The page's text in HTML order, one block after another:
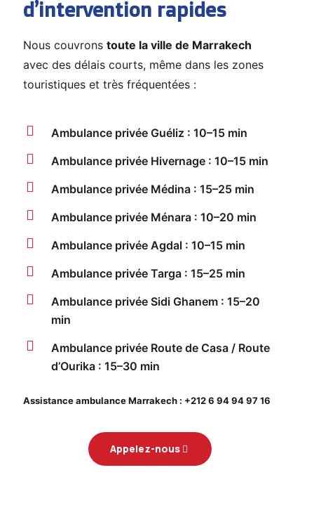
d’intervention rapides
Nous couvrons toute la ville de Marrakech
avec des délais courts, même dans les zones
touristiques et très fréquentées :
Ambulance privée Guéliz : 10–15 min
Ambulance privée Hivernage : 10–15 min
Ambulance privée Médina : 15–25 min
Ambulance privée Ménara : 10–20 min
Ambulance privée Agdal : 10–15 min
Ambulance privée Targa : 15–25 min
Ambulance privée Sidi Ghanem : 15–20
min
Ambulance privée Route de Casa / Route
d’Ourika : 15–30 min
Assistance ambulance Marrakech : +212 6 94 94 97 16
Appelez-nous